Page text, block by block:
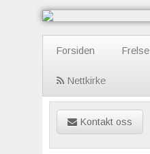
Forsiden Frelse
Nettkirke
Kontakt oss